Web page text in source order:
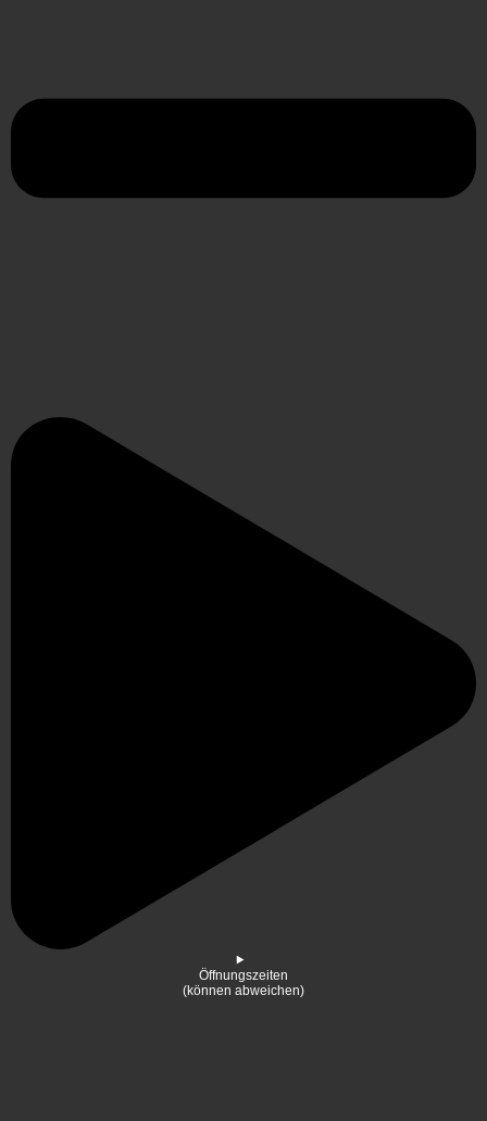
Öffnungszeiten
(können abweichen)